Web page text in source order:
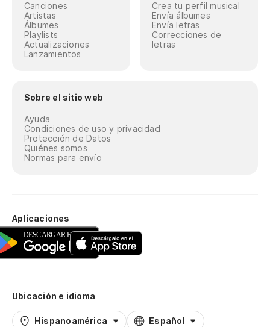
Canciones
Artistas
Álbumes
Playlists
Actualizaciones
Lanzamientos
Crea tu perfil musical
Envía álbumes
Envía letras
Correcciones de
letras
Sobre el sitio web
Ayuda
Condiciones de uso y privacidad
Protección de Datos
Quiénes somos
Normas para envío
Aplicaciones
Ubicación e idioma
Hispanoamérica Español